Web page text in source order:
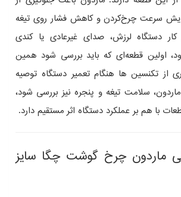
سرعت چرخ‌کردن و کاهش فشار روی تیغه
دستگاه لرزش، صدای غیرعادی یا کندی
اولین قطعه‌ای که باید بررسی شود همین
از تکنسین‌ ها هنگام تعمیر دستگاه توصیه
سلامت تیغه و پنجره نیز بررسی شود،
با هم بر عملکرد دستگاه اثر مستقیم دارد.
ماردون چرخ گوشت چگا سایز